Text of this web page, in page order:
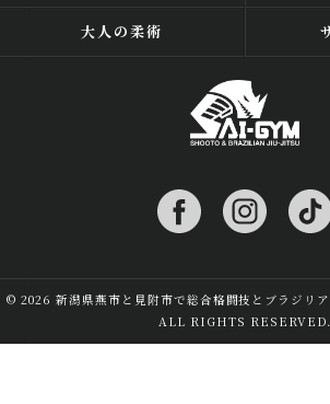
大人の柔術
© 2026 新潟県燕市と見附市で総合格闘技とブラジリ
ALL RIGHTS RESERVED.